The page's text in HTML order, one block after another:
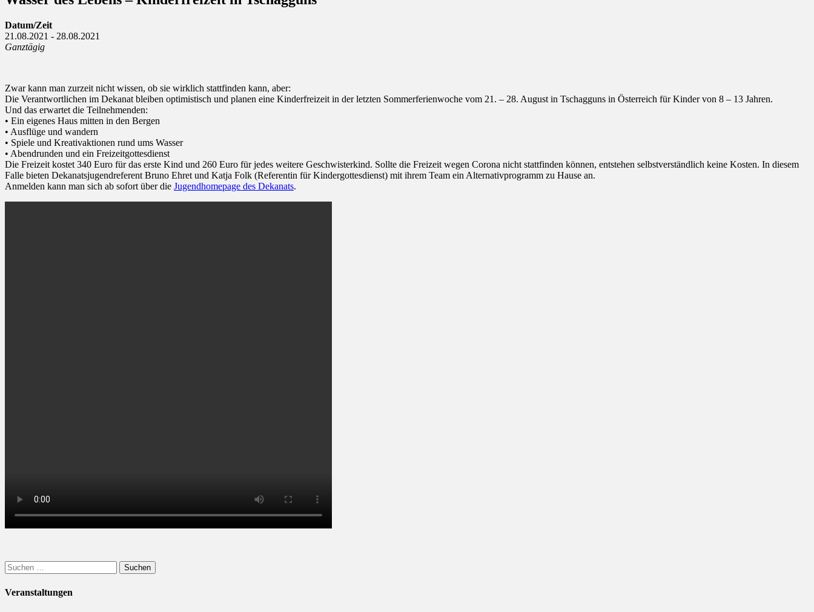
Datum/Zeit
21.08.2021 - 28.08.2021
Ganztägig
Zwar kann man zurzeit nicht wissen, ob sie wirklich stattfinden kann, aber:
Die Verantwortlichen im Dekanat bleiben optimistisch und planen eine Kinderfreizeit in der letzten Sommerferienwoche vom 21. – 28. August in Tschagguns in Österreich für Kinder von 8 – 13 Jahren.
Und das erwartet die Teilnehmenden:
• Ein eigenes Haus mitten in den Bergen
• Ausflüge und wandern
• Spiele und Kreativaktionen rund ums Wasser
• Abendrunden und ein Freizeitgottesdienst
Die Freizeit kostet 340 Euro für das erste Kind und 260 Euro für jedes weitere Geschwisterkind. Sollte die Freizeit wegen Corona nicht stattfinden können, entstehen selbstverständlich keine Kosten. In diesem
Falle bieten Dekanatsjugendreferent Bruno Ehret und Katja Folk (Referentin für Kindergottesdienst) mit ihrem Team ein Alternativprogramm zu Hause an.
Anmelden kann man sich ab sofort über die Jugendhomepage des Dekanats.
Suchen
nach:
Veranstaltungen